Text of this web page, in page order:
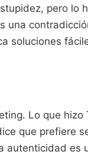
pero lo
una
soluciones
Lo que hizo
que prefiere
autenticidad es